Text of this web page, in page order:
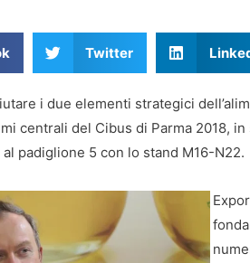
Twitter
i due elementi strategici
centrali del Cibus di Parma 2018,
padiglione 5 con lo stand M16-N22.